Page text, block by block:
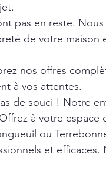
pas en reste.
de votre maison
nos offres
à vos attentes.
de souci ! Notre
à votre espace
ou
et